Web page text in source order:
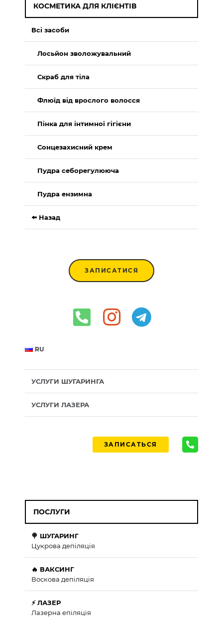
КОСМЕТИКА ДЛЯ КЛІЄНТІВ
Всі засоби
Лосьйон зволожувальний
Скраб для тіла
Флюїд від врослого волосся
Пінка для інтимної гігієни
Сонцезахисний крем
Пудра себорегулююча
Пудра ензимна
⬅️ Назад
ЗАПИСАТИСЯ
RU
УСЛУГИ ШУГАРИНГА
УСЛУГИ ЛАЗЕРА
ЗАПИСАТЬСЯ
ПОСЛУГИ
🍭 ШУГАРИНГ
Цукрова депіляція
🔥 ВАКСИНГ
Воскова депіляція
⚡ ЛАЗЕР
Лазерна епіляція